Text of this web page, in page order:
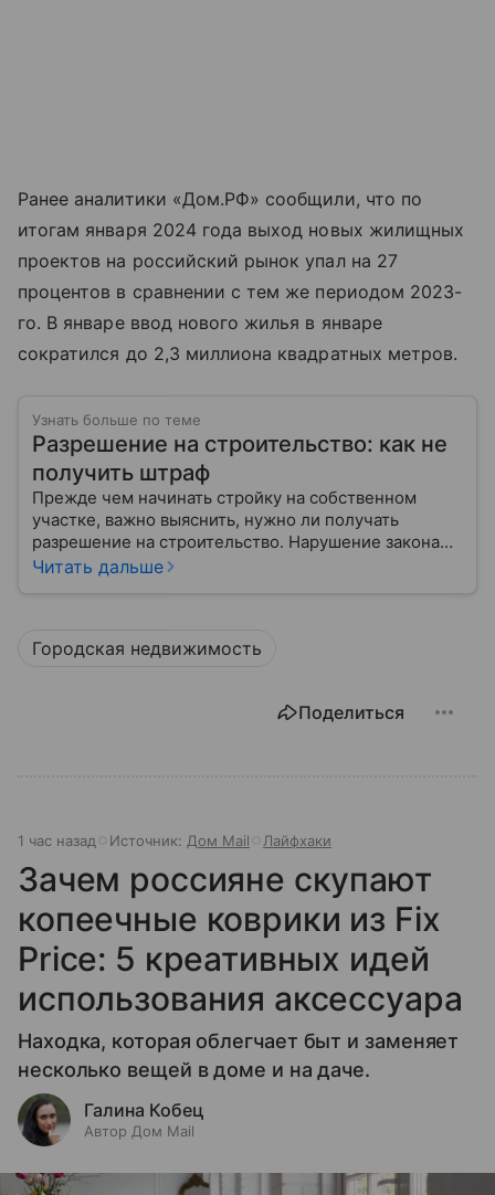
Ранее аналитики «Дом.РФ» сообщили, что по
итогам января 2024 года выход новых жилищных
проектов на российский рынок упал на 27
процентов в сравнении с тем же периодом 2023-
го. В январе ввод нового жилья в январе
сократился до 2,3 миллиона квадратных метров.
Узнать больше по теме
Разрешение на строительство: как не
получить штраф
Прежде чем начинать стройку на собственном
участке, важно выяснить, нужно ли получать
разрешение на строительство. Нарушение закона
может обернуться не только штрафами, но и сносом
Читать дальше
Городская недвижимость
Поделиться
1 час назад Источник: Дом Mail Лайфхаки
Зачем россияне скупают
копеечные коврики из Fix
Price: 5 креативных идей
использования аксессуара
Находка, которая облегчает быт и заменяет
несколько вещей в доме и на даче.
Галина Кобец
Автор Дом Mail